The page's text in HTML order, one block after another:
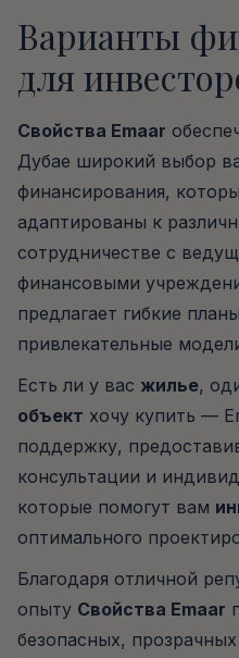
Варианты
для
Свойства Emaar
Дубае широкий выбор
финансирования,
адаптированы к
сотрудничестве с
финансовыми
предлагает гибкие
привлекательные
Есть ли у вас жилье,
объект хочу купить —
поддержку,
консультации и
которые помогут вам
оптимального
Благодаря отличной
опыту Свойства Emaar
безопасных,